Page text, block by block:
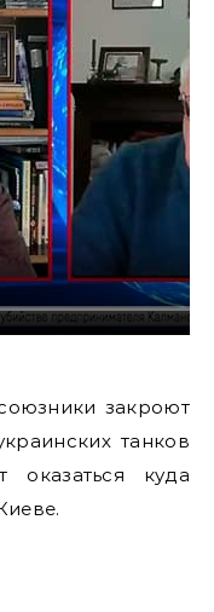
закроют
танков
куда